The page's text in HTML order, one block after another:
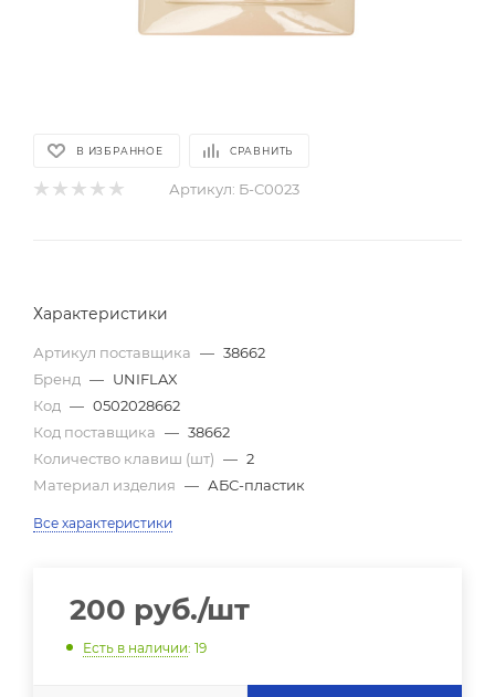
В ИЗБРАННОЕ СРАВНИТЬ
Артикул: Б-С0023
Характеристики
Артикул поставщика — 38662
Бренд — UNIFLAX
Код — 0502028662
Код поставщика — 38662
Количество клавиш (шт) — 2
Материал изделия — АБС-пластик
Все характеристики
200 руб./шт
Есть в наличии: 19